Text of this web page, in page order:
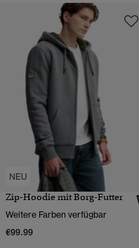
NEU
Zip-Hoodie mit Borg-Futter
Weitere Farben verfügbar
€99.99